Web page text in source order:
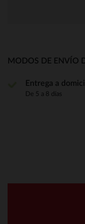
MODOS DE ENVÍO
Entrega a
De 5 a 8 días